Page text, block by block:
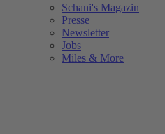
Schani's Magazin
Presse
Newsletter
Jobs
Miles & More